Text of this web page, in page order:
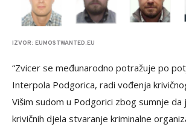
IZVOR: EUMOSTWANTED.EU
“Zvicer se međunarodno potražuje po
Interpola Podgorica, radi vođenja
Višim sudom u Podgorici zbog sumnje da
krivičnih djela stvaranje kriminalne